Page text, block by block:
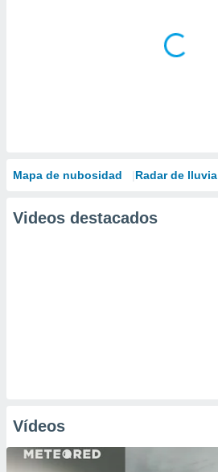
Mapa de nubosidad Radar de lluvia
Videos destacados
Vídeos